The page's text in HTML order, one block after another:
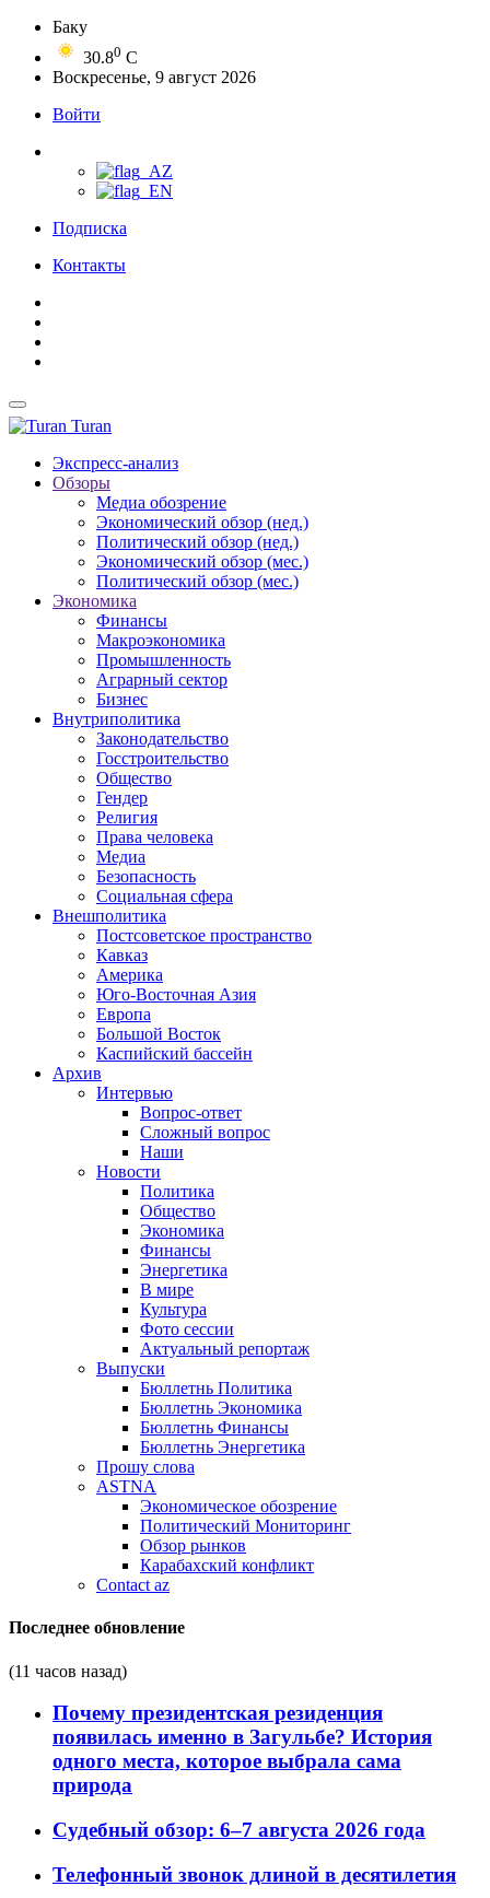
Баку
30.80 C
Воскресенье, 9 август 2026
Войти
Подписка
Контакты
Turan
Экспресс-анализ
Обзоры
Медиа обозрение
Экономический обзор (нед.)
Политический обзор (нед.)
Экономический обзор (мес.)
Политический обзор (мес.)
Экономика
Финансы
Макроэкономика
Промышленность
Аграрный сектор
Бизнес
Внутриполитика
Законодательство
Госстроительство
Общество
Гендер
Религия
Права человека
Медиа
Безопасность
Социальная сфера
Внешполитика
Постсоветское пространство
Кавказ
Америка
Юго-Восточная Азия
Европа
Большой Восток
Каспийский бассейн
Архив
Интервью
Вопрос-ответ
Сложный вопрос
Наши
Новости
Политика
Общество
Экономика
Финансы
Энергетика
В мире
Культура
Фото сессии
Актуальный репортаж
Выпуски
Бюллетнь Политика
Бюллетнь Экономика
Бюллетнь Финансы
Бюллетнь Энергетика
Прошу слова
ASTNA
Экономическое обозрение
Политический Мониторинг
Обзор рынков
Карабахский конфликт
Contact az
Последнее обновление
(11 часов назад)
Почему президентская резиденция
появилась именно в Загульбе? История
одного места, которое выбрала сама
природа
Судебный обзор: 6–7 августа 2026 года
Телефонный звонок длиной в десятилетия